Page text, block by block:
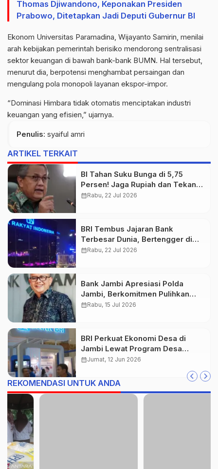
Thomas Djiwandono, Keponakan Presiden
Prabowo, Ditetapkan Jadi Deputi Gubernur BI
Ekonom Universitas Paramadina, Wijayanto Samirin, menilai
arah kebijakan pemerintah berisiko mendorong sentralisasi
sektor keuangan di bawah bank-bank BUMN. Hal tersebut,
menurut dia, berpotensi menghambat persaingan dan
mengulang pola monopoli layanan ekspor-impor.
“Dominasi Himbara tidak otomatis menciptakan industri
keuangan yang efisien,” ujarnya.
Penulis: syaiful amri
ARTIKEL TERKAIT
BI Tahan Suku Bunga di 5,75
Persen! Jaga Rupiah dan Tekan
Inflasi
calendar_monthRabu, 22 Jul 2026
BRI Tembus Jajaran Bank
Terbesar Dunia, Bertengger di
Peringkat 132 Global
calendar_monthRabu, 22 Jul 2026
Bank Jambi Apresiasi Polda
Jambi, Berkomitmen Pulihkan
Kepercayaan Nasabah
calendar_monthRabu, 15 Jul 2026
BRI Perkuat Ekonomi Desa di
Jambi Lewat Program Desa
BRILiaN
calendar_monthJumat, 12 Jun 2026
REKOMENDASI UNTUK ANDA